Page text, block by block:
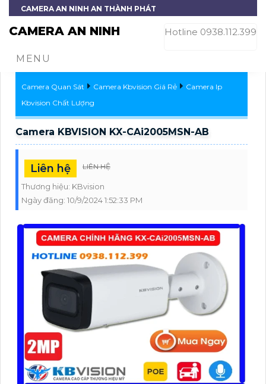
CAMERA AN NINH AN THÀNH PHÁT
CAMERA AN NINH Hotline 0938.112.399
MENU
Camera Quan Sát Camera Kbvision Giá Rẻ
Camera Ip
Kbvision Chất Lượng
Camera KBVISION KX-CAi2005MSN-AB
Liên hệ LIÊN HỆ
Thương hiệu: KBvision
Ngày đăng: 10/9/2024 1:52:33 PM